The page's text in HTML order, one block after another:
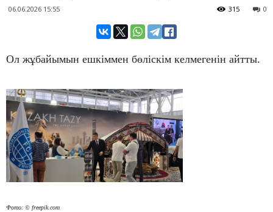
06.06.2026 15:55 0
315
Ол жұбайымын ешкіммен бөліскім келмегенін айтты.
Фото: © freepik.com